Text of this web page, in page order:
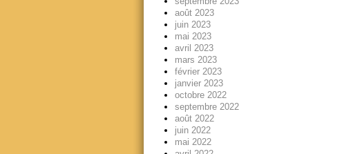
août 2023
juin 2023
mai 2023
avril 2023
mars 2023
février 2023
janvier 2023
octobre 2022
septembre 2022
août 2022
juin 2022
mai 2022